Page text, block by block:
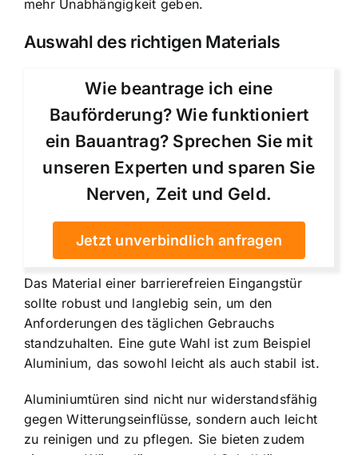
mehr Unabhängigkeit geben.
Auswahl des richtigen Materials
Wie beantrage ich eine
Bauförderung? Wie funktioniert
ein Bauantrag? Sprechen Sie mit
unseren Experten und sparen Sie
Nerven, Zeit und Geld.
Jetzt unverbindlich anfragen
Das Material einer barrierefreien Eingangstür
sollte robust und langlebig sein, um den
Anforderungen des täglichen Gebrauchs
standzuhalten. Eine gute Wahl ist zum Beispiel
Aluminium, das sowohl leicht als auch stabil ist.
Aluminiumtüren sind nicht nur widerstandsfähig
gegen Witterungseinflüsse, sondern auch leicht
zu reinigen und zu pflegen. Sie bieten zudem